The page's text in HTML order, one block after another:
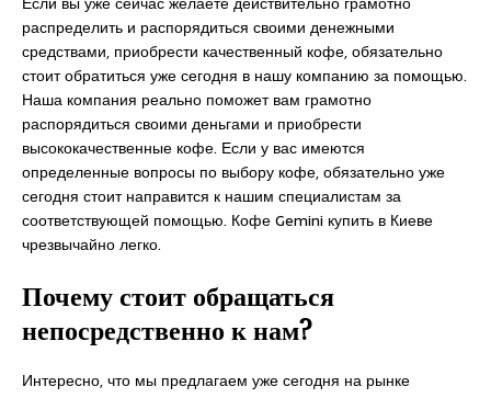
распределить и распорядиться своими денежными
средствами, приобрести качественный кофе, обязательно
стоит обратиться уже сегодня в нашу компанию за помощью.
Наша компания реально поможет вам грамотно
распорядиться своими деньгами и приобрести
высококачественные кофе. Если у вас имеются
определенные вопросы по выбору кофе, обязательно уже
сегодня стоит направится к нашим специалистам за
соответствующей помощью. Кофе Gemini купить в Киеве
чрезвычайно легко.
Почему стоит обращаться
непосредственно к нам?
Интересно, что мы предлагаем уже сегодня на рынке